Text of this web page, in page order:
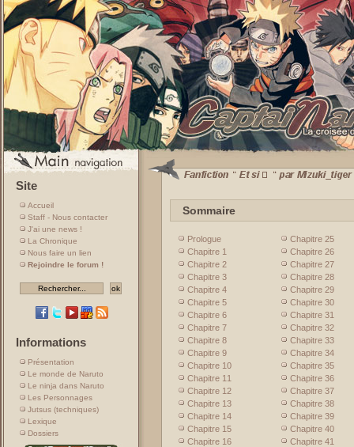
Site
Accueil
Staff - Nous contacter
J'ai une news !
La Chronique
Nous faire un lien
Rejoindre le forum !
Informations
Présentation
Le monde de Naruto
Le ninja dans Naruto
Les Personnages
Jutsus (techniques)
Lexique
Dossiers
Sommaire
Prologue
Chapitre 1
Chapitre 2
Chapitre 3
Chapitre 4
Chapitre 5
Chapitre 6
Chapitre 7
Chapitre 8
Chapitre 9
Chapitre 10
Chapitre 11
Chapitre 12
Chapitre 13
Chapitre 14
Chapitre 15
Chapitre 16
Chapitre 25
Chapitre 26
Chapitre 27
Chapitre 28
Chapitre 29
Chapitre 30
Chapitre 31
Chapitre 32
Chapitre 33
Chapitre 34
Chapitre 35
Chapitre 36
Chapitre 37
Chapitre 38
Chapitre 39
Chapitre 40
Chapitre 41